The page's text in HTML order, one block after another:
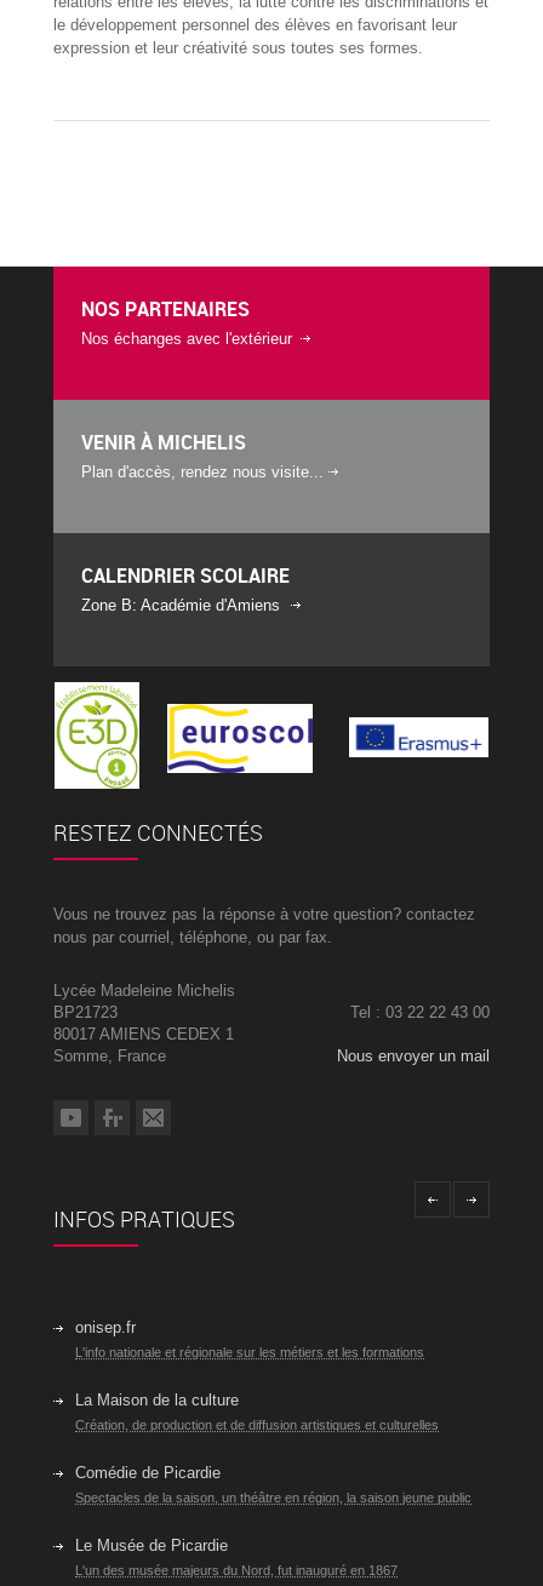
le développement personnel des élèves en favorisant leur
expression et leur créativité sous toutes ses formes.
NOS PARTENAIRES
Nos échanges avec l'extérieur
VENIR À MICHELIS
Plan d'accès, rendez nous visite...
CALENDRIER SCOLAIRE
Zone B: Académie d'Amiens
RESTEZ CONNECTÉS
Vous ne trouvez pas la réponse à votre question? contactez
nous par courriel, téléphone, ou par fax.
Lycée Madeleine Michelis
BP21723
Tel : 03 22 22 43 00
80017 AMIENS CEDEX 1
Somme, France
Nous envoyer un mail
INFOS PRATIQUES
onisep.fr
L'info nationale et régionale sur les métiers et les formations
La Maison de la culture
Création, de production et de diffusion artistiques et culturelles
Comédie de Picardie
Spectacles de la saison, un théâtre en région, la saison jeune public
Le Musée de Picardie
L'un des musée majeurs du Nord, fut inauguré en 1867